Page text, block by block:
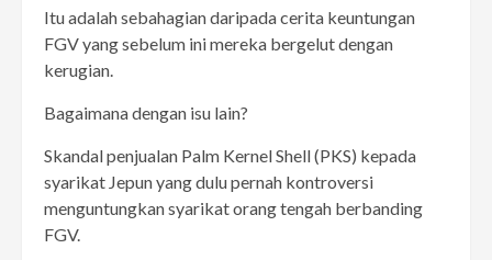
Itu adalah sebahagian daripada cerita keuntungan
FGV yang sebelum ini mereka bergelut dengan
kerugian.
Bagaimana dengan isu lain?
Skandal penjualan Palm Kernel Shell (PKS) kepada
syarikat Jepun yang dulu pernah kontroversi
menguntungkan syarikat orang tengah berbanding
FGV.